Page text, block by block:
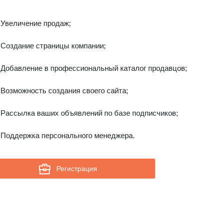
Увеличение продаж;
Создание страницы компании;
Добавление в профессиональный каталог продавцов;
Возможность создания своего сайта;
Рассылка ваших объявлений по базе подписчиков;
Поддержка персонального менеджера.
Регистрация